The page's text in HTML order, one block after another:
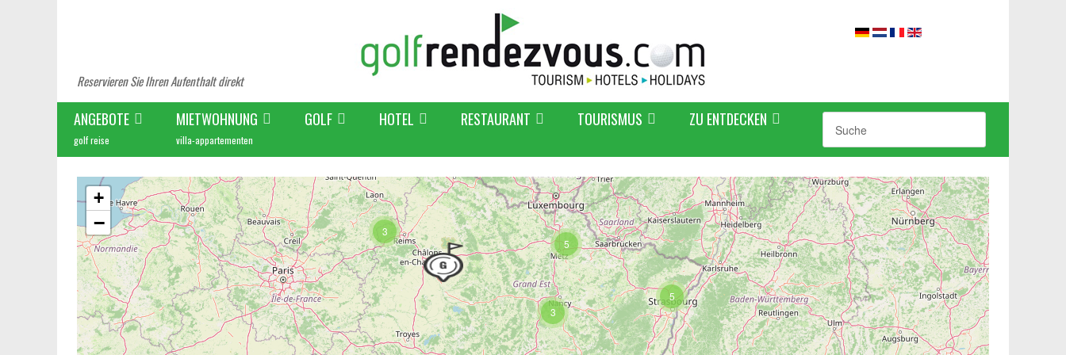
Reservieren Sie Ihren Aufenthalt direkt
ANGEBOTE
golf reise
MIETWOHNUNG
villa-appartementen
GOLF HOTEL RESTAURANT TOURISMUS ZU ENTDECKEN
3
5
5
3
+
−